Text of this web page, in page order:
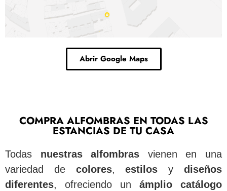
Abrir Google Maps
COMPRA ALFOMBRAS EN TODAS LAS
ESTANCIAS DE TU CASA
Todas nuestras alfombras vienen en una
variedad de colores,estilosydiseños
diferentes, ofreciendo un ámplio catálogo